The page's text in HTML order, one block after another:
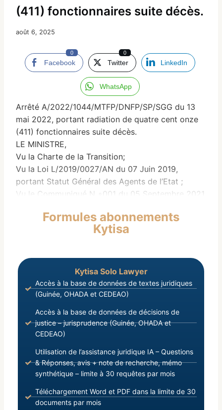
(411) fonctionnaires suite décès.
août 6, 2025
Facebook
0
Twitter
0
LinkedIn
WhatsApp
Arrêté A/2022/1044/MTFP/DNFP/SP/SGG du 13
mai 2022, portant radiation de quatre cent onze
(411) fonctionnaires suite décès.
LE MINISTRE,
Vu la Charte de la Transition;
Vu la Loi L/2019/0027/AN du 07 Juin 2019,
portant Statut Général des Agents de l’Etat ;
Vu le Communiqué N ∘001 du 05 Septembre 2021,
de Défense et de Sécurité;
Formules abonnements
Kytisa
Kytisa Solo Lawyer
Accès à la base de données de textes juridiques
(Guinée, OHADA et CEDEAO)
Accès à la base de données de décisions de
justice – jurisprudence (Guinée, OHADA et
CEDEAO)
Utilisation de l’assistance juridique IA – Questions
& Réponses, avis + note de recherche, mémo
synthétique – limite à 30 requêtes par mois
Téléchargement Word et PDF dans la limite de 30
documents par mois